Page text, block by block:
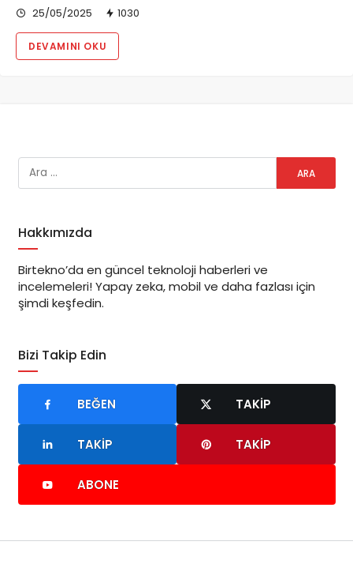
25/05/2025 1030
DEVAMINI OKU
Hakkımızda
Birtekno’da en güncel teknoloji haberleri ve
incelemeleri! Yapay zeka, mobil ve daha fazlası için
şimdi keşfedin.
Bizi Takip Edin
BEĞEN TAKIP
TAKIP TAKIP
ABONE